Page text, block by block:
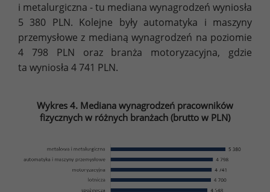
i metalurgiczna - tu mediana wynagrodzeń wyniosła
5 380 PLN. Kolejne były automatyka i maszyny
przemysłowe z medianą wynagrodzeń na poziomie
4 798 PLN oraz branża motoryzacyjna, gdzie
ta wyniosła 4 741 PLN.
Wykres 4. Mediana wynagrodzeń pracowników
fizycznych w różnych branżach (brutto w PLN)